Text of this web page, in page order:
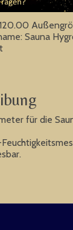
Sauna
für die